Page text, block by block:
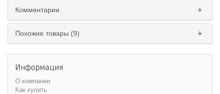
Комментарии
Похожие товары (9)
Информация
О компании
Как купить